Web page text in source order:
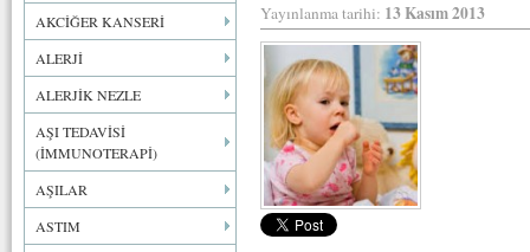
AKCİĞER KANSERİ
ALERJİ
ALERJİK NEZLE
AŞI TEDAVİSİ
(İMMUNOTERAPİ)
AŞILAR
ASTIM
Yayınlanma tarihi: 13 Kasım 2013